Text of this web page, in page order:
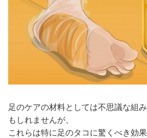
足のケアの材料としては不思議な組
もしれませんが、
これらは特に足のタコに驚くべき効